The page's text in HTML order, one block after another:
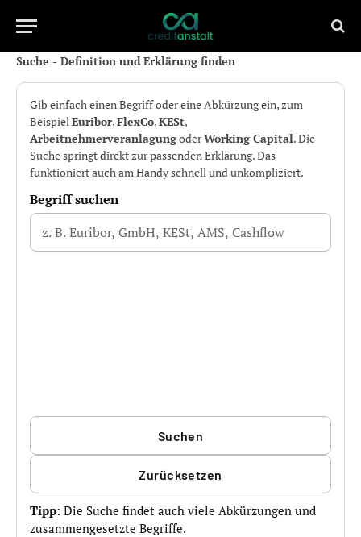
Suche - Definition und Erklärung finden
Gib einfach einen Begriff oder eine Abkürzung ein, zum
BeispielEuribor,FlexCo,KESt,
ArbeitnehmerveranlagungoderWorking Capital. Die
Suche springt direkt zur passenden Erklärung. Das
funktioniert auch am Handy schnell und unkompliziert.
Begriff suchen
Suchen
Zurücksetzen
Tipp: Die Suche findet auch viele Abkürzungen und
zusammengesetzte Begriffe.